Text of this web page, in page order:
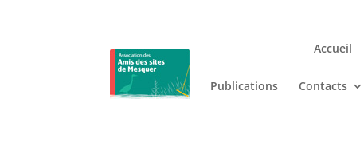
Accueil
Publications Contacts
Jouez n’importe où et